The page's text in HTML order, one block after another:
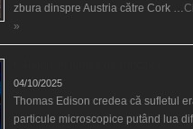
zbura dinspre Austria către Cork …
»
04/10/2025
Thomas Edison credea că sufletul
particule microscopice putând lua